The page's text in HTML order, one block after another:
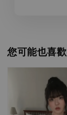
您可能也喜歡